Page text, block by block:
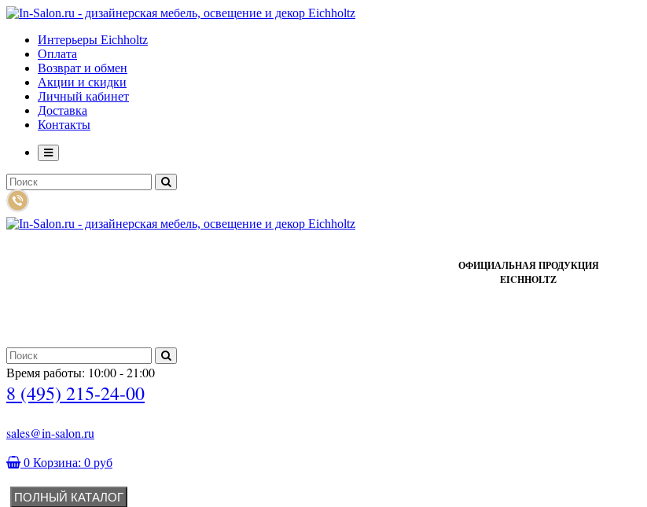
Интерьеры Eichholtz
Оплата
Возврат и обмен
Акции и скидки
Личный кабинет
Доставка
Контакты
ОФИЦИАЛЬНАЯ ПРОДУКЦИЯ
EICHHOLTZ
Время работы: 10:00 - 21:00
8 (495) 215-24-00
sales@in-salon.ru
0 Корзина: 0 руб
ПОЛНЫЙ КАТАЛОГ